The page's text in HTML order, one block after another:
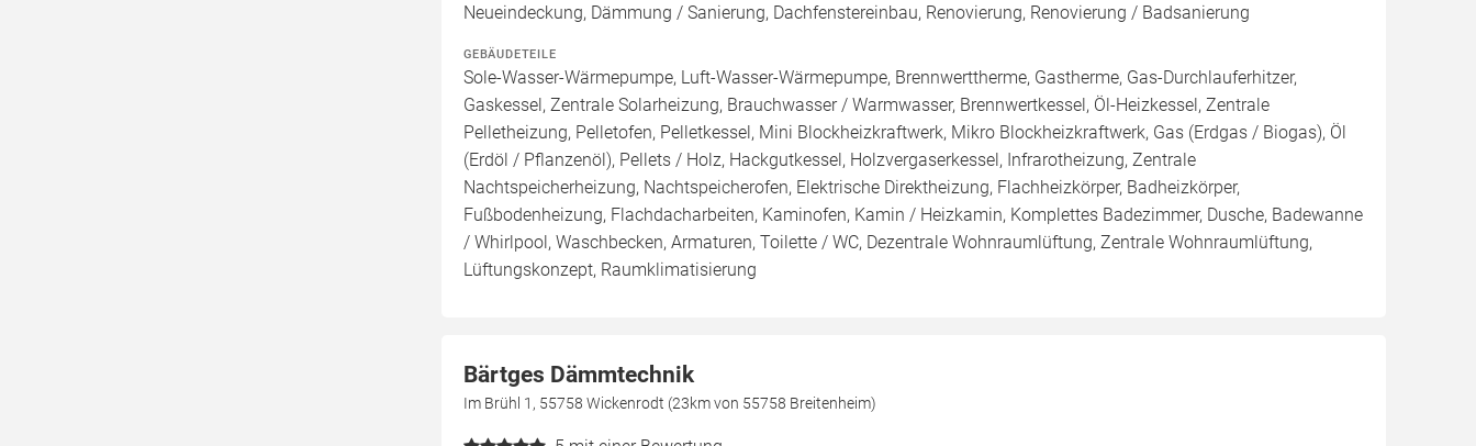
Neueindeckung, Dämmung / Sanierung, Dachfenstereinbau, Renovierung, Renovierung / Badsanierung
GEBÄUDETEILE
Sole-Wasser-Wärmepumpe, Luft-Wasser-Wärmepumpe, Brennwerttherme, Gastherme, Gas-Durchlauferhitzer,
Gaskessel, Zentrale Solarheizung, Brauchwasser / Warmwasser, Brennwertkessel, Öl-Heizkessel, Zentrale
Pelletheizung, Pelletofen, Pelletkessel, Mini Blockheizkraftwerk, Mikro Blockheizkraftwerk, Gas (Erdgas / Biogas), Öl
(Erdöl / Pflanzenöl), Pellets / Holz, Hackgutkessel, Holzvergaserkessel, Infrarotheizung, Zentrale
Nachtspeicherheizung, Nachtspeicherofen, Elektrische Direktheizung, Flachheizkörper, Badheizkörper,
Fußbodenheizung, Flachdacharbeiten, Kaminofen, Kamin / Heizkamin, Komplettes Badezimmer, Dusche, Badewanne
/ Whirlpool, Waschbecken, Armaturen, Toilette / WC, Dezentrale Wohnraumlüftung, Zentrale Wohnraumlüftung,
Lüftungskonzept, Raumklimatisierung
Bärtges Dämmtechnik
Im Brühl 1, 55758 Wickenrodt (23km von 55758 Breitenheim)